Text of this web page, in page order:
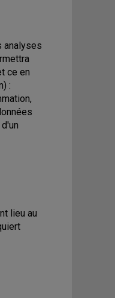
analyses
ce en
:
lieu au